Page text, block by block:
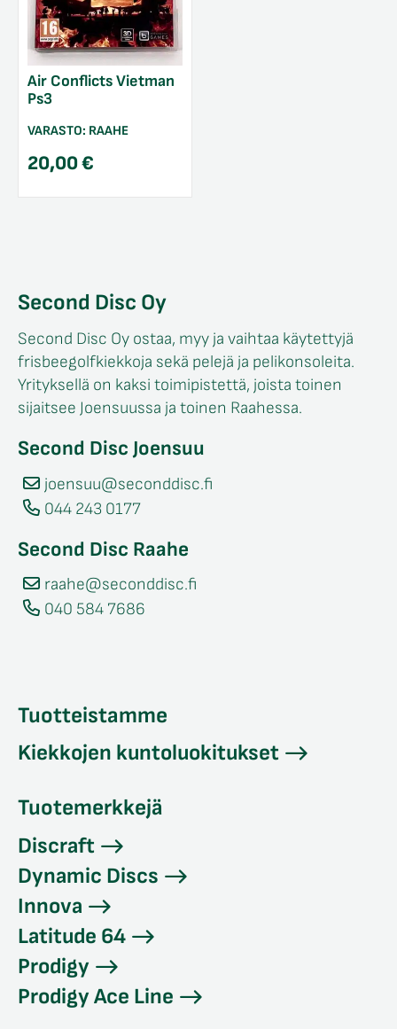
Air Conflicts Vietman
Ps3
VARASTO: RAAHE
20,00€
Second Disc Oy
Second Disc Oy ostaa, myy ja vaihtaa käytettyjä
frisbeegolfkiekkoja sekä pelejä ja pelikonsoleita.
Yrityksellä on kaksi toimipistettä, joista toinen
sijaitsee Joensuussa ja toinen Raahessa.
Second Disc Joensuu
joensuu@seconddisc.fi
044 243 0177
Second Disc Raahe
raahe@seconddisc.fi
040 584 7686
Tuotteistamme
Kiekkojen kuntoluokitukset
Tuotemerkkejä
Discraft
Dynamic Discs
Innova
Latitude 64
Prodigy
Prodigy Ace Line